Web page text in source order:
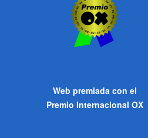
Web premiada con el
Premio Internacional OX